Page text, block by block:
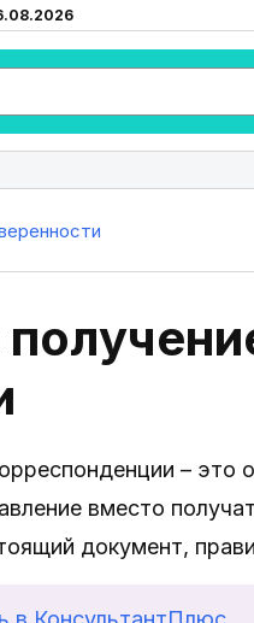
– это
вместо
документ,